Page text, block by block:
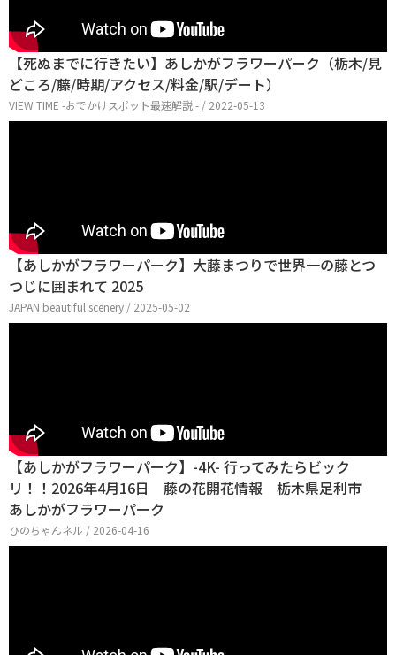
【死ぬまでに行きたい】あしかがフラワーパーク（栃木/見
どころ/藤/時期/アクセス/料金/駅/デート）
VIEW TIME -おでかけスポット最速解説 - / 2022-05-13
【あしかがフラワーパーク】大藤まつりで世界一の藤とつ
つじに囲まれて 2025
JAPAN beautiful scenery / 2025-05-02
【あしかがフラワーパーク】-4K- 行ってみたらビック
リ！！2026年4月16日 藤の花開花情報 栃木県足利市
あしかがフラワーパーク
ひのちゃんネル / 2026-04-16